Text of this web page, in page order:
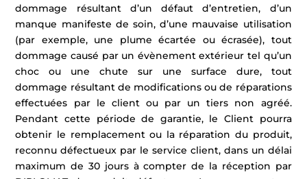
dommage résultant d’un défaut d’entretien, d’un
manque manifeste de soin, d’une mauvaise utilisation
(par exemple, une plume écartée ou écrasée), tout
dommage causé par un évènement extérieur tel qu’un
choc ou une chute sur une surface dure, tout
dommage résultant de modifications ou de réparations
effectuées par le client ou par un tiers non agréé.
Pendant cette période de garantie, le Client pourra
obtenir le remplacement ou la réparation du produit,
reconnu défectueux par le service client, dans un délai
maximum de 30 jours à compter de la réception par